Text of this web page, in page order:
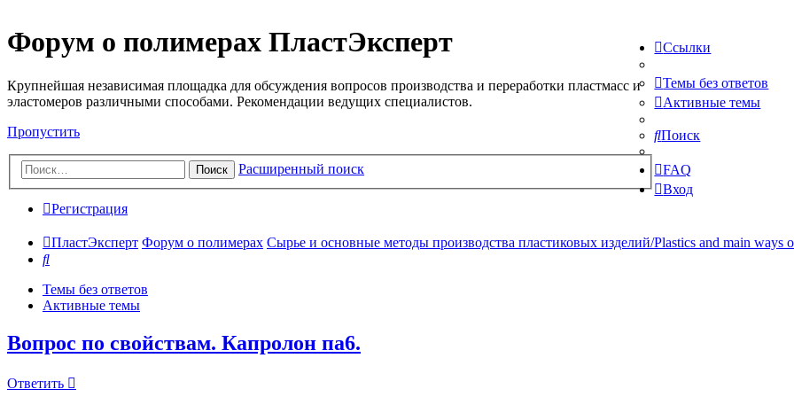
Форум о полимерах ПластЭксперт
Крупнейшая независимая площадка для обсуждения вопросов производства и переработки пластмасс и
эластомеров различными способами. Рекомендации ведущих специалистов.
Пропустить
Поиск Расширенный поиск
Ссылки
Темы без ответов
Активные темы
Поиск
FAQ
Вход
Регистрация
ПластЭксперт Форум о полимерах Сырье и основные методы производства пластиковых изделий/Plastics and main ways
Поиск
Темы без ответов
Активные темы
Вопрос по свойствам. Капролон па6.
Ответить